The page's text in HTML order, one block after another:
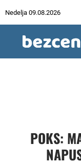
Nedelja 09.08.2026
POKS: